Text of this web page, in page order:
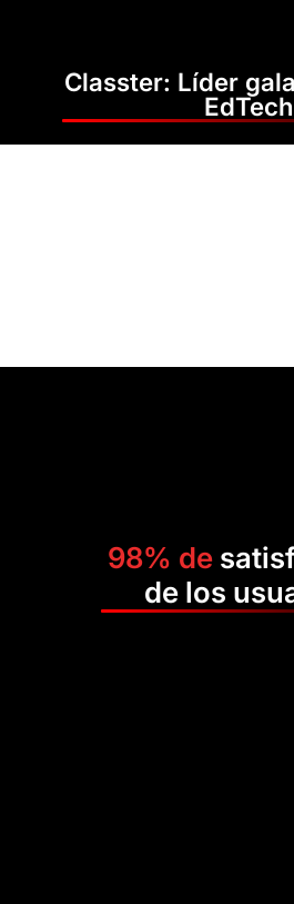
Classter: Líder
EdTech
98% de
de los